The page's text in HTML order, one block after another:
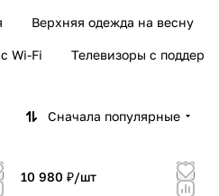
Верхняя одежда на весну
Wi-Fi Телевизоры с
Сначала популярные
10 980 ₽/шт